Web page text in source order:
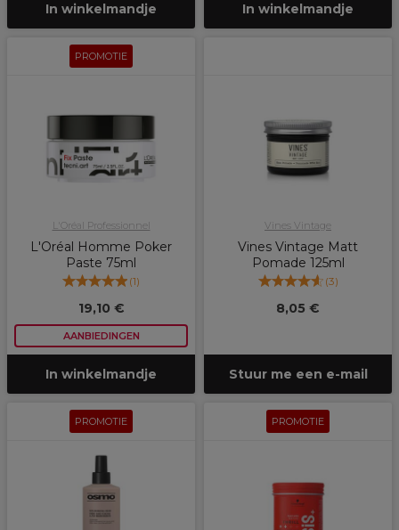
In winkelmandje In winkelmandje
PROMOTIE
L'Oréal Professionnel
L'Oréal Homme Poker
Paste 75ml
(1)
19,10 €
AANBIEDINGEN
In winkelmandje
Vines Vintage
Vines Vintage Matt
Pomade 125ml
(3)
8,05 €
Stuur me een e-mail
PROMOTIE PROMOTIE